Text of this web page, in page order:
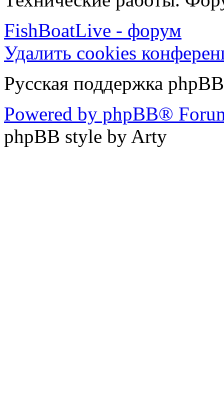
FishBoatLive - форум
Удалить cookies
Русская поддержка phpBB
Powered by phpBB®
phpBB style by Arty